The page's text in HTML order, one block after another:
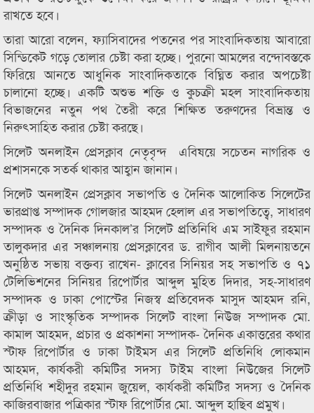
রাখতে হবে।
তারা আরো বলেন, ফ্যাসিবাদের পতনের পর সাংবাদিকতায় আবারো
সিন্ডিকেট গড়ে তোলার চেষ্টা করা হচ্ছে। পুরনো আমলের বন্দোবস্তকে
ফিরিয়ে আনতে আধুনিক সাংবাদিকতাকে বিঘ্নিত করার অপচেষ্টা
চালানো হচ্ছে। একটি অশুভ শক্তি ও কুচক্রী মহল সাংবাদিকতায়
বিভাজনের নতুন পথ তৈরী করে শিক্ষিত তরুণদের বিভ্রান্ত ও
নিরুৎসাহিত করার চেষ্টা করছে।
সিলেট অনলাইন প্রেসক্লাব নেতৃবৃন্দ এবিষয়ে সচেতন নাগরিক ও
প্রশাসনকে সতর্ক থাকার আহ্বান জানান।
সিলেট অনলাইন প্রেসক্লাব সভাপতি ও দৈনিক আলোকিত সিলেটের
ভারপ্রাপ্ত সম্পাদক গোলজার আহমদ হেলাল এর সভাপতিত্বে, সাধারণ
সম্পাদক ও দৈনিক দিনকাল’র সিলেট প্রতিনিধি এম সাইফুর রহমান
তালুকদার এর সঞ্চালনায় প্রেসক্লাবের ড. রাগীব আলী মিলনায়তনে
অনুষ্ঠিত সভায় বক্তব্য রাখেন- ক্লাবের সিনিয়র সহ সভাপতি ও ৭১
টেলিভিশনের সিনিয়র রিপোর্টার আব্দুল মুহিত দিদার, সহ-সাধারণ
সম্পাদক ও ঢাকা পোস্টের নিজস্ব প্রতিবেদক মাসুদ আহমদ রনি,
ক্রীড়া ও সাংস্কৃতিক সম্পাদক সিলেট বাংলা নিউজ সম্পাদক মো.
কামাল আহমদ, প্রচার ও প্রকাশনা সম্পাদক- দৈনিক একাত্তরের কথার
স্টাফ রিপোর্টার ও ঢাকা টাইমস এর সিলেট প্রতিনিধি লোকমান
আহমদ, কার্যকরী কমিটির সদস্য টাইম বাংলা নিউজের সিলেট
প্রতিনিধি শহীদুর রহমান জুয়েল, কার্যকরী কমিটির সদস্য ও দৈনিক
কাজিরবাজার পত্রিকার স্টাফ রিপোর্টার মো. আব্দুল হাছিব প্রমুখ।